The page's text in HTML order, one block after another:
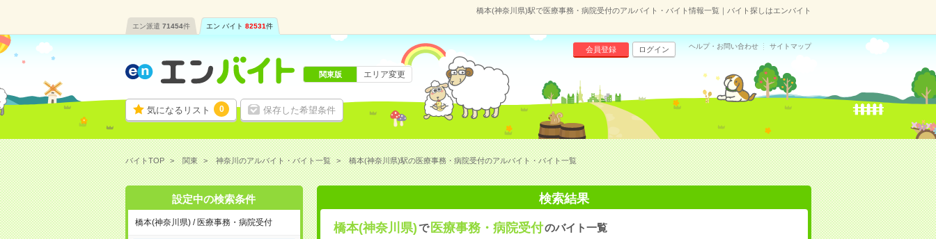
橋本(神奈川県)駅で医療事務・病院受付のアルバイト・バイト情報一覧｜バイト探しはエンバイト
エン派遣 71454件 エン バイト 82531件
気になるリスト 0 保存した希望条件
会員登録 ログイン ヘルプ・お問い合わせ サイトマップ
関東版 エリア変更
バイトTOP 関東 神奈川のアルバイト・バイト一覧 橋本(神奈川県)駅の医療事務・病院受付のアルバイト・バイト一覧
設定中の検索条件
橋本(神奈川県) / 医療事務・病院受付
検索結果
橋本(神奈川県)で 医療事務・病院受付のバイト一覧